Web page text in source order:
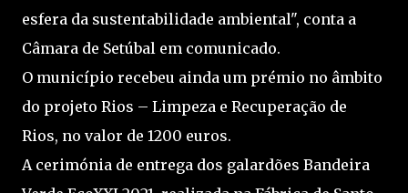
esfera da sustentabilidade ambiental", conta a
Câmara de Setúbal em comunicado.
O município recebeu ainda um prémio no âmbito
do projeto Rios – Limpeza e Recuperação de
Rios, no valor de 1200 euros.
A cerimónia de entrega dos galardões Bandeira